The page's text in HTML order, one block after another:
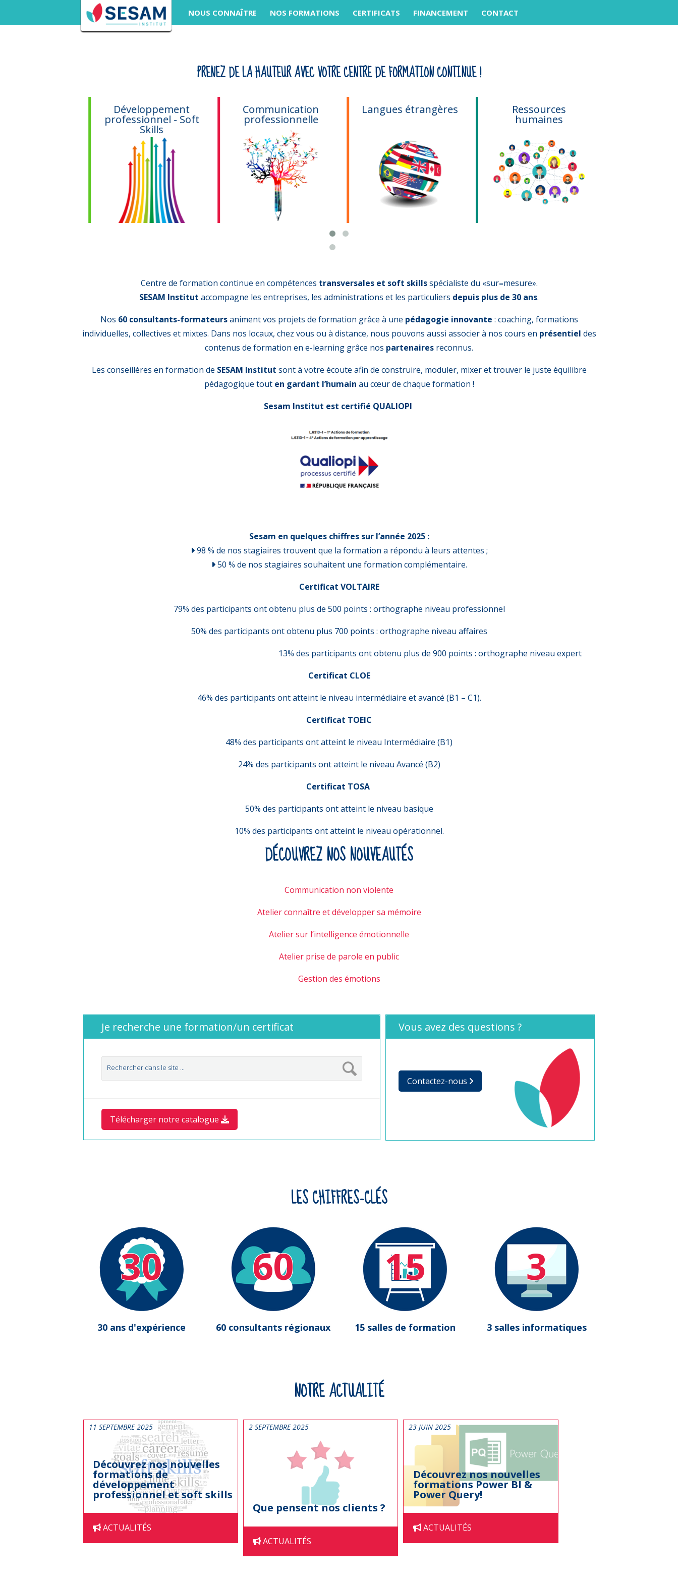
NOUS CONNAÎTRE NOS FORMATIONS CERTIFICATS FINANCEMENT CONTACT
PRENEZ DE LA HAUTEUR AVEC VOTRE CENTRE DE FORMATION CONTINUE !
Développement
professionnel - Soft
Skills
Communication
professionnelle
Langues étrangères Ressources
humaines
Centre de formation continue en compétences transversales et soft skillsspécialiste du «sur–mesure».
SESAM Institut accompagne les entreprises, les administrations et les particuliers depuis plus de 30 ans.
Nos 60 consultants-formateursaniment vos projets de formation grâce à une pédagogie innovante : coaching, formations
individuelles, collectives et mixtes. Dans nos locaux, chez vous ou à distance, nous pouvons aussi associer à nos cours en présentiel des
contenus de formation en e-learning grâce nos partenaires reconnus.
Les conseillères en formation de SESAM Institut sont à votre écoute afin de construire, moduler, mixer et trouver le juste équilibre
pédagogique tout en gardant l’humain au cœur de chaque formation !
Sesam Institut est certifié QUALIOPI
Sesam en quelques chiffres sur l’année 2025 :
98 % de nos stagiaires trouvent que la formation a répondu à leurs attentes ;
50 % de nos stagiaires souhaitent une formation complémentaire.
Certificat VOLTAIRE
79% des participants ont obtenu plus de 500 points : orthographe niveau professionnel
50% des participants ont obtenu plus 700 points : orthographe niveau affaires
13% des participants ont obtenu plus de 900 points : orthographe niveau expert
Certificat CLOE
46% des participants ont atteint le niveau intermédiaire et avancé (B1 – C1).
Certificat TOEIC
48% des participants ont atteint le niveau Intermédiaire (B1)
24% des participants ont atteint le niveau Avancé (B2)
Certificat TOSA
50% des participants ont atteint le niveau basique
10% des participants ont atteint le niveau opérationnel.
DÉCOUVREZ NOS NOUVEAUTÉS
Communication non violente
Atelier connaître et développer sa mémoire
Atelier sur l’intelligence émotionnelle
Atelier prise de parole en public
Gestion des émotions
Je recherche une formation/un certificat
Télécharger notre catalogue
Vous avez des questions ?
Contactez-nous
LES CHIFFRES-CLÉS
30
30 ans d'expérience
60
60 consultants régionaux
15
15 salles de formation
3
3 salles informatiques
NOTRE ACTUALITÉ
11 SEPTEMBRE 2025
Découvrez nos nouvelles
formations de
développement
professionnel et soft skills
ACTUALITÉS
2 SEPTEMBRE 2025
Que pensent nos clients ?
ACTUALITÉS
23 JUIN 2025
Découvrez nos nouvelles
formations Power BI &
Power Query!
ACTUALITÉS